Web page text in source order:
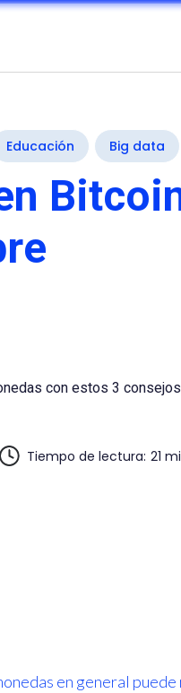
Educación Big data
con estos 3 consejos
Tiempo de lectura: 21
en general puede